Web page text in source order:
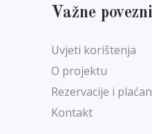
Važne
Uvjeti korištenja
O projektu
Rezervacije i
Kontakt